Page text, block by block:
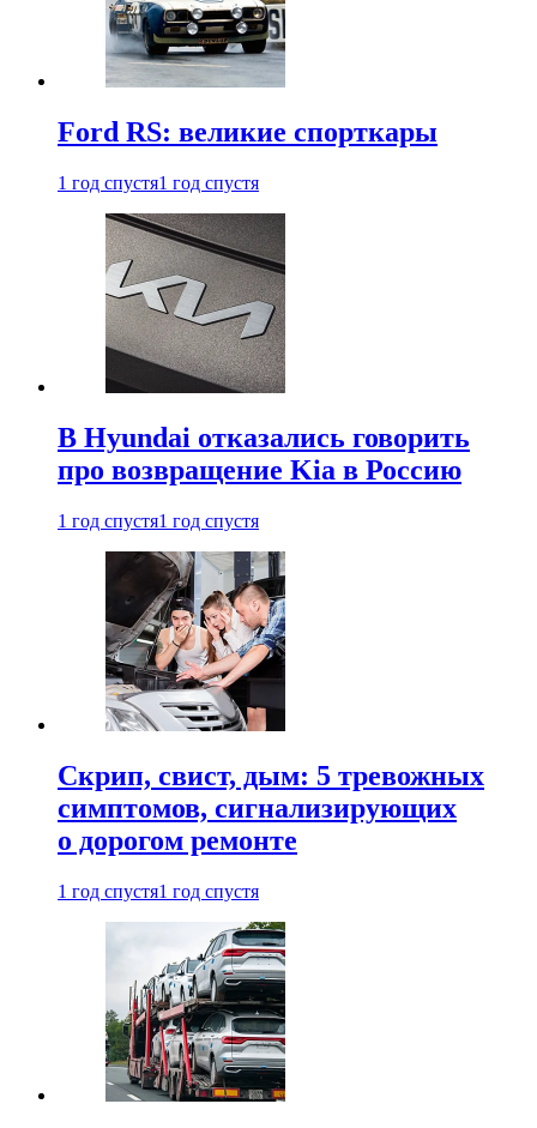
Ford RS: великие спорткары
1 год спустя1 год спустя
В Hyundai отказались говорить
про возвращение Kia в Россию
1 год спустя1 год спустя
Скрип, свист, дым: 5 тревожных
симптомов, сигнализирующих
о дорогом ремонте
1 год спустя1 год спустя